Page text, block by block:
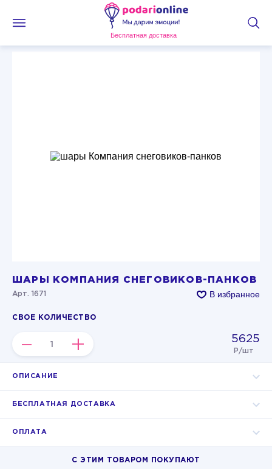
Бесплатная доставка
ШАРЫ КОМПАНИЯ СНЕГОВИКОВ-ПАНКОВ
Арт. 1671 В избранное
СВОЕ КОЛИЧЕСТВО
– + 5625
Р/шт
ОПИСАНИЕ
БЕСПЛАТНАЯ ДОСТАВКА
ОПЛАТА
С ЭТИМ ТОВАРОМ ПОКУПАЮТ